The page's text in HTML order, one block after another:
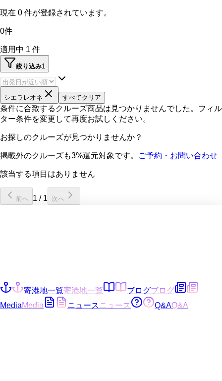
現在 0 件が登録されています。
0件
適用中 1 件
絞り込み1
シエラレオネ すべてクリア
条件に合致するクルーズ商品は見つかりませんでした。フィル
ター条件を変更して再度お試しください。
お探しのクルーズが見つかりませんか？
掲載外のクルーズも3%還元対象です。 ご予約・お問い合わせ
該当する項目はありません
前へ 1 / 1 次へ
寄港地一覧寄港地一覧 ブログブログ
MediaMedia ニュース ニュース Q&AQ&A